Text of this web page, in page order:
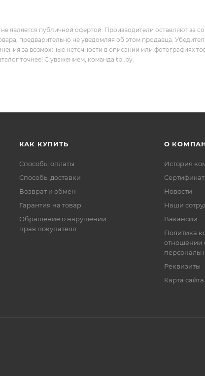
является публичной офертой. Производители оставляют за
предварительно не уведомляя об этом продавца.
за возможные неточности в описании или фотографиях
точнее! С уважением, команда tpi.by.
КАК КУПИТЬ
Способы оплаты
Способы доставки
Возврат и обмен
Гарантия на товар
Обращение о нарушении
прав покупателя
О
История
Новости
Наши
Вакансии
Политика
отношении
Реквизиты
Карта сайта